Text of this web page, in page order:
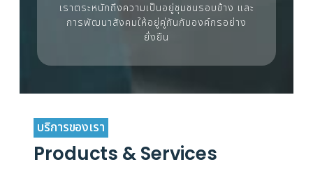
เราตระหนักถึงความเป็นอยู่ชุมชนรอบข้าง และ
การพัฒนาสังคมให้อยู่คู่กันกับองค์กรอย่าง
ยั่งยืน
บริการของเรา
Products & Services